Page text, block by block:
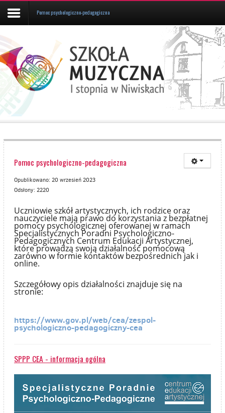
Aktualności
Kalendarz
UCZEŃ/RODZIC
Galeria
Pomoc psychologiczno-pedagogiczna
Pomoc psychologiczno-pedagogiczna
Opublikowano: 20 wrzesień 2023
Odsłony: 2220
Uczniowie szkół artystycznych, ich rodzice oraz
nauczyciele mają prawo do korzystania z bezpłatnej
pomocy psychologicznej oferowanej w ramach
Specjalistycznych Poradni Psychologiczno-
Pedagogicznych Centrum Edukacji Artystycznej,
które prowadzą swoją działalność pomocową
zarówno w formie kontaktów bezpośrednich jak i
online.
Szczegółowy opis działalności znajduje się na
stronie:
https://www.gov.pl/web/cea/zespol-
psychologiczno-pedagogiczny-cea
SPPP CEA - informacja ogólna